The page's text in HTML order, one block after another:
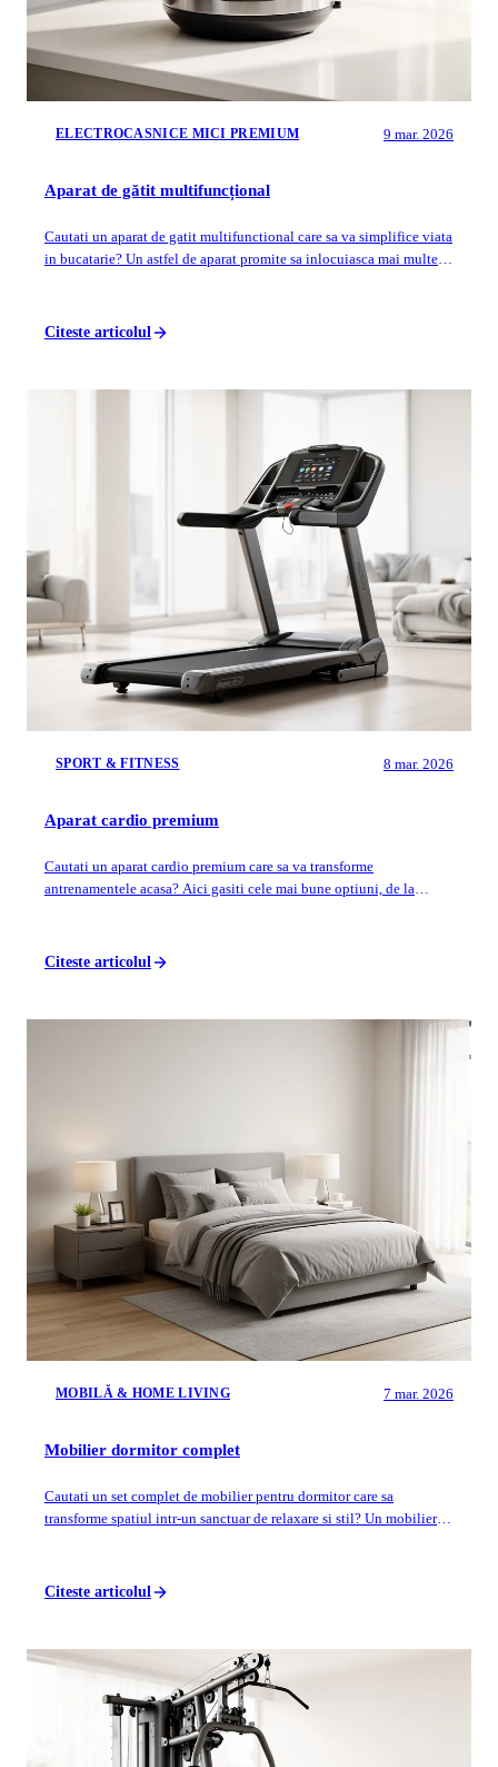
ELECTROCASNICE MICI PREMIUM 9 mar. 2026
Aparat de gătit multifuncțional
Cautati un aparat de gatit multifunctional care sa va simplifice viata
in bucatarie? Un astfel de aparat promite sa inlocuiasca mai multe
Citeste articolul
SPORT & FITNESS 8 mar. 2026
Aparat cardio premium
Cautati un aparat cardio premium care sa va transforme
antrenamentele acasa? Aici gasiti cele mai bune optiuni, de la
Citeste articolul
MOBILĂ & HOME LIVING 7 mar. 2026
Mobilier dormitor complet
Cautati un set complet de mobilier pentru dormitor care sa
transforme spatiul intr-un sanctuar de relaxare si stil? Un mobilier
Citeste articolul